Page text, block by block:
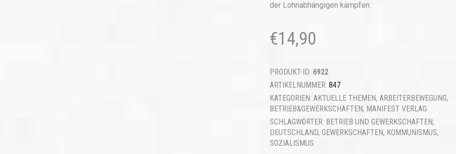
der Lohnabhängigen kämpfen.
€14,90
PRODUKT-ID: 6922
ARTIKELNUMMER: 847
KATEGORIEN: AKTUELLE THEMEN, ARBEITERBEWEGUNG,
BETRIEB&GEWERKSCHAFTEN, MANIFEST VERLAG
SCHLAGWÖRTER: BETRIEB UND GEWERKSCHAFTEN,
DEUTSCHLAND, GEWERKSCHAFTEN, KOMMUNISMUS,
SOZIALISMUS